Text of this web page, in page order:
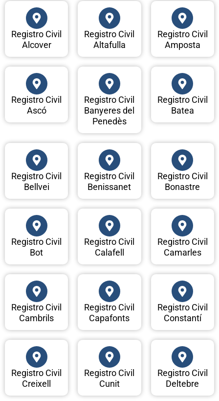
Registro Civil
Alcover
Registro Civil
Altafulla
Registro Civil
Amposta
Registro Civil
Ascó
Registro Civil
Banyeres del
Penedès
Registro Civil
Batea
Registro Civil
Bellvei
Registro Civil
Benissanet
Registro Civil
Bonastre
Registro Civil
Bot
Registro Civil
Calafell
Registro Civil
Camarles
Registro Civil
Cambrils
Registro Civil
Capafonts
Registro Civil
Constantí
Registro Civil
Creixell
Registro Civil
Cunit
Registro Civil
Deltebre